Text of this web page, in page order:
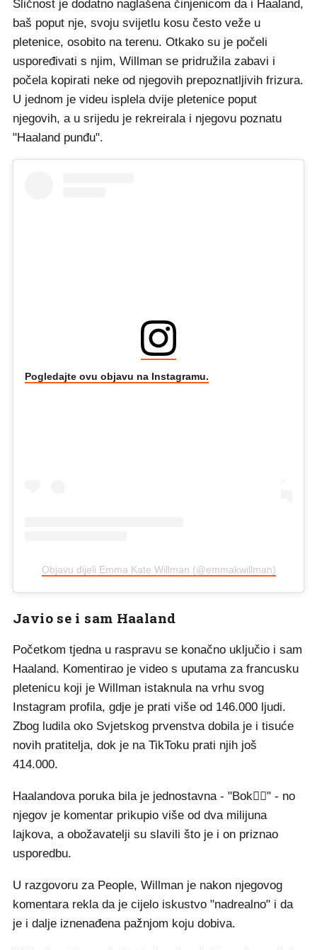
Sličnost je dodatno naglašena činjenicom da i Haaland,
baš poput nje, svoju svijetlu kosu često veže u
pletenice, osobito na terenu. Otkako su je počeli
uspoređivati s njim, Willman se pridružila zabavi i
počela kopirati neke od njegovih prepoznatljivih frizura.
U jednom je videu isplela dvije pletenice poput
njegovih, a u srijedu je rekreirala i njegovu poznatu
"Haaland punđu".
Pogledajte ovu objavu na Instagramu.
Objavu dijeli Emma Kate Willman (@emmakwillman)
Javio se i sam Haaland
Početkom tjedna u raspravu se konačno uključio i sam
Haaland. Komentirao je video s uputama za francusku
pletenicu koji je Willman istaknula na vrhu svog
Instagram profila, gdje je prati više od 146.000 ljudi.
Zbog ludila oko Svjetskog prvenstva dobila je i tisuće
novih pratitelja, dok je na TikToku prati njih još
414.000.
Haalandova poruka bila je jednostavna - "Bok👍🏻" - no
njegov je komentar prikupio više od dva milijuna
lajkova, a obožavatelji su slavili što je i on priznao
usporedbu.
U razgovoru za People, Willman je nakon njegovog
komentara rekla da je cijelo iskustvo "nadrealno" i da
je i dalje iznenađena pažnjom koju dobiva.